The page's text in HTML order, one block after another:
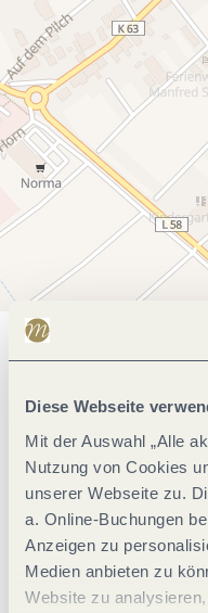
Diese Webseite
Mit der Auswahl „Alle
Nutzung von Cookies
unserer Webseite zu.
a. Online-Buchungen
Anzeigen zu
Medien anbieten zu
Website zu
Einrichtungen
Lage
Einrichtungen